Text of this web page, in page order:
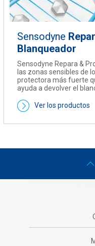
Sensodyne
Blanqueador
Sensodyne Repara &
las zonas sensibles de
protectora más fuerte
ayuda a devolver el
Ver los productos